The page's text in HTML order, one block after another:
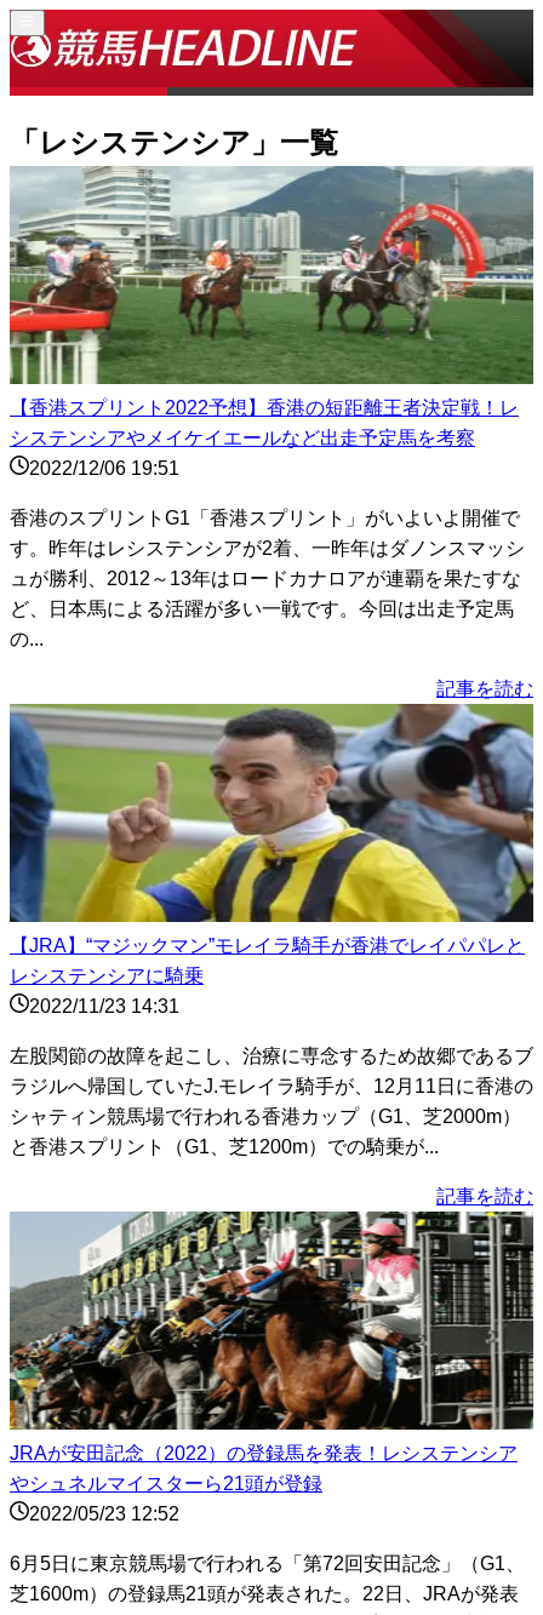
「レシステンシア 」一覧
【香港スプリント2022予想】香港の短距離王者決定戦！レ
システンシアやメイケイエールなど出走予定馬を考察
2022/12/06 19:51
香港のスプリントG1「香港スプリント」がいよいよ開催で
す。昨年はレシステンシアが2着、一昨年はダノンスマッシ
ュが勝利、2012～13年はロードカナロアが連覇を果たすな
ど、日本馬による活躍が多い一戦です。今回は出走予定馬
の...
記事を読む
【JRA】“マジックマン”モレイラ騎手が香港でレイパパレと
レシステンシアに騎乗
2022/11/23 14:31
左股関節の故障を起こし、治療に専念するため故郷であるブ
ラジルへ帰国していたJ.モレイラ騎手が、12月11日に香港の
シャティン競馬場で行われる香港カップ（G1、芝2000m）
と香港スプリント（G1、芝1200m）での騎乗が...
記事を読む
JRAが安田記念（2022）の登録馬を発表！レシステンシア
やシュネルマイスターら21頭が登録
2022/05/23 12:52
6月5日に東京競馬場で行われる「第72回安田記念」（G1、
芝1600m）の登録馬21頭が発表された。22日、JRAが発表